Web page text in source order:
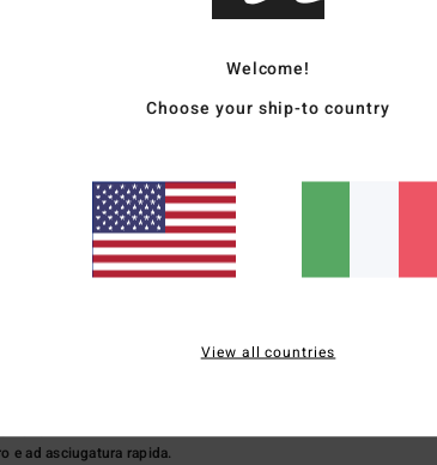
Punteggio medio
4.8/5
basato su11 recensioni verificate
Il 91% dei nostri clienti consiglia questo prodotto
qualità-prezzo
Taglia
2026
e ad asciugatura rapida.
Welcome!
Choose your ship-to country
View all countries